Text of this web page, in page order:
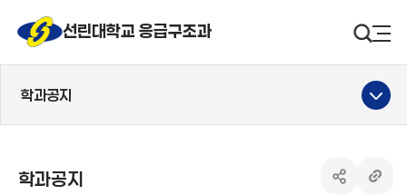
선린대 로고선린대학교 응급구조과 검색사
학과공지
학과공지 공유하기
링크